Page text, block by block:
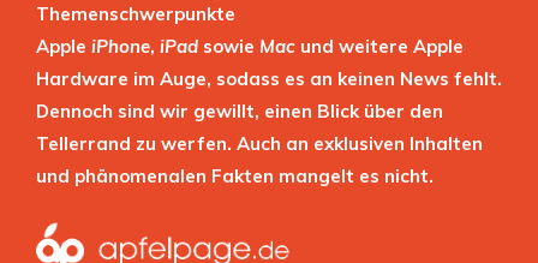
Themenschwerpunkte
Apple iPhone, iPad sowie Mac und weitere Apple
Hardware im Auge, sodass es an keinen News fehlt.
Dennoch sind wir gewillt, einen Blick über den
Tellerrand zu werfen. Auch an exklusiven Inhalten
und phänomenalen Fakten mangelt es nicht.